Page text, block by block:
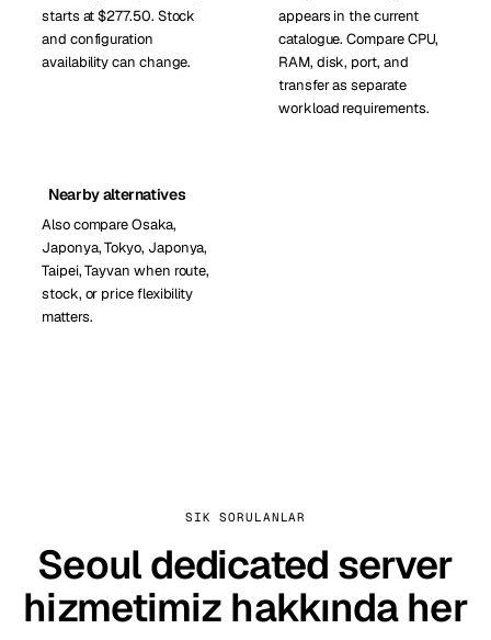
starts at $277.50. Stock
and configuration
availability can change.
appears in the current
catalogue. Compare CPU,
RAM, disk, port, and
transfer as separate
workload requirements.
Nearby alternatives
Also compare Osaka,
Japonya, Tokyo, Japonya,
Taipei, Tayvan when route,
stock, or price flexibility
matters.
SIK SORULANLAR
Seoul dedicated server
hizmetimiz hakkında her